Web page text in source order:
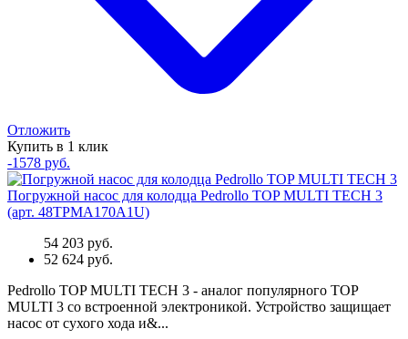
Отложить
Купить в 1 клик
-1578 руб.
Погружной насос для колодца Pedrollo TOP MULTI TECH 3
(арт. 48TPMA170A1U)
54 203 руб.
52 624 руб.
Pedrollo TOP MULTI TECH 3 - аналог популярного TOP
MULTI 3 со встроенной электроникой. Устройство защищает
насос от сухого хода и&...